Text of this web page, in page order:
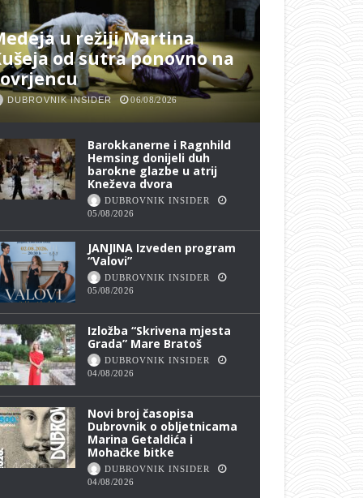
u režiji Martina
od sutra ponovno na
DUBROVNIK INSIDER 06/08/2026
Barokkanerne i Ragnhild
Hemsing donijeli duh
barokne glazbe u atrij
Kneževa dvora
DUBROVNIK INSIDER
05/08/2026
JANJINA Izveden program
“Valovi”
DUBROVNIK INSIDER
05/08/2026
Izložba “Skrivena mjesta
Grada” Mare Bratoš
DUBROVNIK INSIDER
04/08/2026
Novi broj časopisa
Dubrovnik o obljetnicama
Marina Getaldića i
Mohačke bitke
DUBROVNIK INSIDER
04/08/2026